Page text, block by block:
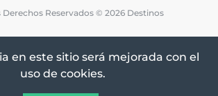
Derechos Reservados © 2026 Destinos
en este sitio será mejorada con el
uso de cookies.